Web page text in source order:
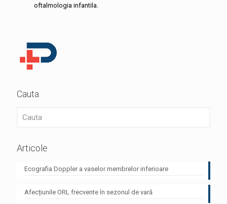
oftalmologia infantila.
Cauta
Articole
Ecografia Doppler a vaselor membrelor inferioare
Afecțiunile ORL frecvente în sezonul de vară